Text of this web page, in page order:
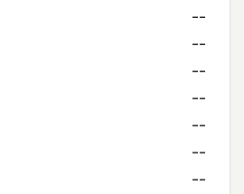
--
--
--
--
--
--
--